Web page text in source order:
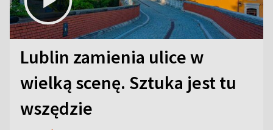
Lublin zamienia ulice w
wielką scenę. Sztuka jest tu
wszędzie